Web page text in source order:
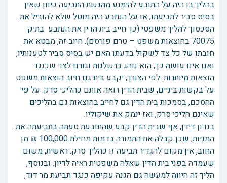
בהליך בו היה על התובע להימנע מהגשת התביעה כיוון שאין
בסיס סביר לתביעתו, או על הנתבע היה מוטל שלא להוביל את
הסכסוך להליך משפטי (כך חייב בית הדין את הנתבע בתיק
70075 בהוצאות משפט – טרם פורסם). חיוב זה, מבטא את
חובתו של כל צד לשקול בדעתו האם יש בסיס סביר לטענותיו,
ואם אינו עושה כך, הוא נוהג ברשלנות וגורם לצד שכנגד
הוצאות מיותרות. לפי הצורך, יקבע בית גם חיוב הוצאות משפט
על בקשות ביניים, שבית הדין רואה אותם כהליכי סרק. על פי
ההסכם, בסמכות בית הדין גם לחייב בהוצאות גם בהליכים
שאינם הליכי סרק, ואז ינמק את שיקוליו.
בנדון דידן, אף שבית הדין קבע שהתובעת טעתה בתביעתה את
המניות, שכן קבלה את התמורה בדמות מחילת 100,000 ₪ מן
החוב, אין מקום להגדיר תביעה זו כהליך סרק. ראשית, משום
שעמדה בפני בית הדין שאלה משפטית ראיה לדיון. ובנוסף,
הליך זה היווה למעשה גם הגנה עקיפה כנגד תביעת מר דוד,